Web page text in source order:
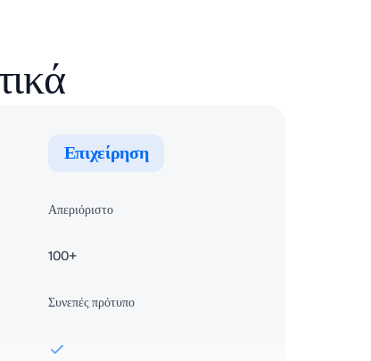
Επιχείρηση
Απεριόριστο
100+
Συνεπές πρότυπο